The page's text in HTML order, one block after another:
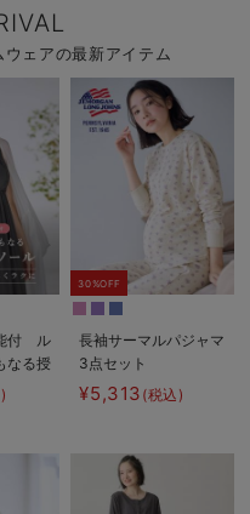
ェアの最新アイテム
付 ル
なる授
30%OFF
長袖サーマルパジャマ
3点セット
JEMORGAN（ジェー
イーモーガン） ギフ
【出産後も長く使え
¥5,313 (税込)